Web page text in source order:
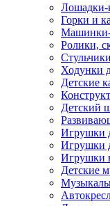
Лошадки-
Горки и
Машинки-
Ролики,
Ходунки
Детские
Детский
Игрушки
Игрушки
Игрушки
Детские